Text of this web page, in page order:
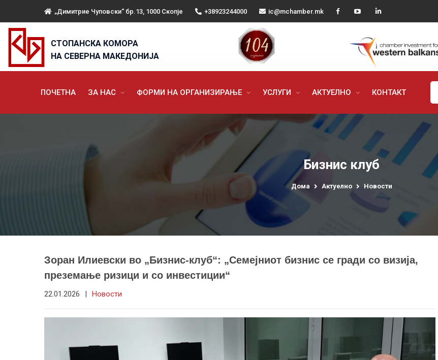
„Димитрие Чуповски“ бр.13, 1000 Скопје +38923244000 ic@mchamber.mk
СТОПАНСКА КОМОРА
НА СЕВЕРНА МАКЕДОНИЈА
ПОЧЕТНА ЗА НАС ФОРМИ НА ОРГАНИЗИРАЊЕ УСЛУГИ АКТУЕЛНО КОНТАКТ
Бизнис клуб
Дома Актуелно Новости
Зоран Илиевски во „Бизнис-клуб“: „Семејниот бизнис се гради со визија,
преземање ризици и со инвестиции“
22.01.2026 | Новости